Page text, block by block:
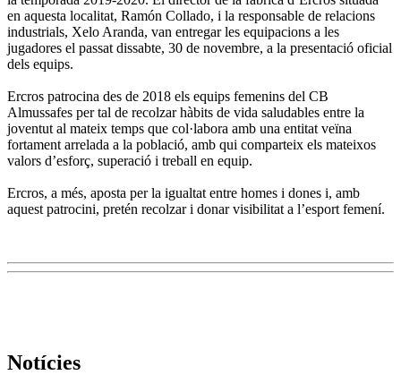
en aquesta localitat, Ramón Collado, i la responsable de relacions
industrials, Xelo Aranda, van entregar les equipacions a les
jugadores el passat dissabte, 30 de novembre, a la presentació oficial
dels equips.
Ercros patrocina des de 2018 els equips femenins del CB
Almussafes per tal de recolzar hàbits de vida saludables entre la
joventut al mateix temps que col·labora amb una entitat veïna
fortament arrelada a la població, amb qui comparteix els mateixos
valors d’esforç, superació i treball en equip.
Ercros, a més, aposta per la igualtat entre homes i dones i, amb
aquest patrocini, pretén recolzar i donar visibilitat a l’esport femení.
Notícies